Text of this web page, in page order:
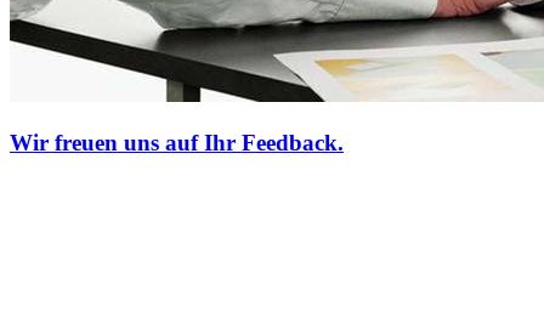
Wir freuen uns auf Ihr Feedback.